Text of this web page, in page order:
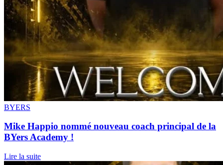
BYERS
Mike Happio nommé nouveau coach principal de la
BYers Academy !
Lire la suite